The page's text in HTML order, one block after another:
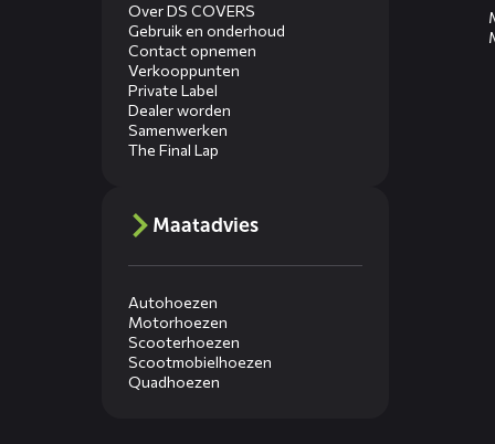
Over DS COVERS
Gebruik en onderhoud
Contact opnemen
Verkooppunten
Private Label
Dealer worden
Samenwerken
The Final Lap
Maatadvies
Autohoezen
Motorhoezen
Scooterhoezen
Scootmobielhoezen
Quadhoezen